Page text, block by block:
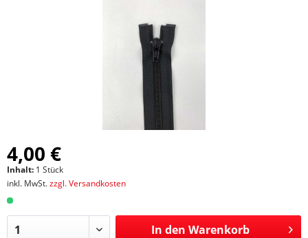
4,00 €
Inhalt: 1 Stück
inkl. MwSt.zzgl. Versandkosten
In den Warenkorb